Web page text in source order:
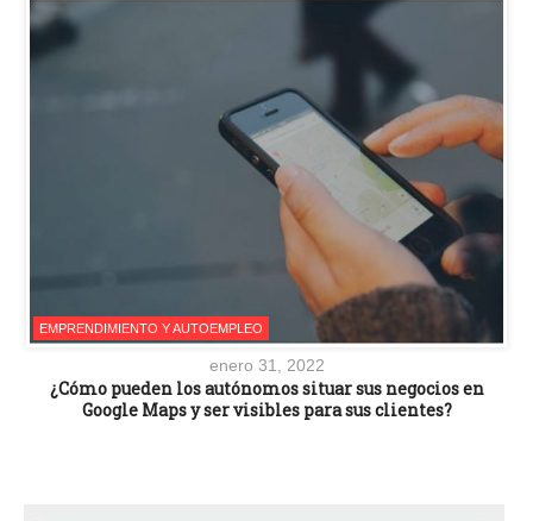
EMPRENDIMIENTO Y AUTOEMPLEO
enero 31, 2022
¿Cómo pueden los autónomos situar sus negocios en
Google Maps y ser visibles para sus clientes?